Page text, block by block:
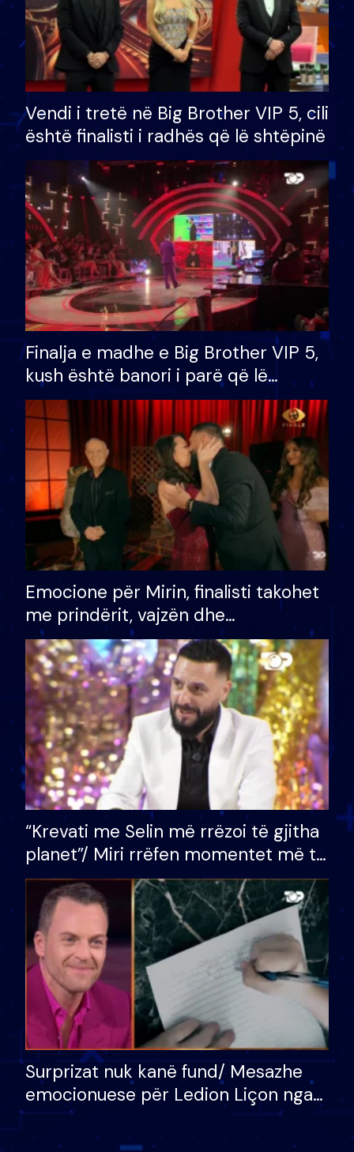
Vendi i tretë në Big Brother VIP 5, cili
është finalisti i radhës që lë shtëpinë
Finalja e madhe e Big Brother VIP 5,
kush është banori i parë që lë
shtëpinë dhe humb mundësinë për
të fituar çmimin e madh
Emocione për Mirin, finalisti takohet
me prindërit, vajzën dhe
bashkëshorten: S’kemi ndonjë letër
divorci apo jo?
“Krevati me Selin më rrëzoi të gjitha
planet”/ Miri rrëfen momentet më të
bukura në shtëpinë e BB VIP: Do më
mungojë zilja e mëngjesit kur…
Surprizat nuk kanë fund/ Mesazhe
emocionuese për Ledion Liçon nga
nëna dhe fëmijët e tij, moderatori
nuk i mban dot lotët: Nuk meritoj…